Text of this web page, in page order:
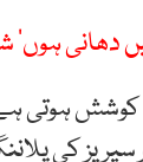
دھانی ہوں‘
ہوتی ہے
سیریز کی